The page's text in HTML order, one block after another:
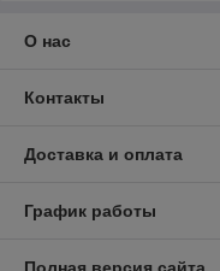
О нас
Контакты
Доставка и оплата
График работы